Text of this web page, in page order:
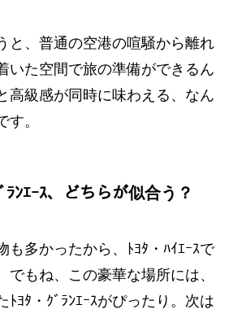
と、普通の空港の喧騒から離れ
いた空間で旅の準備ができるん
高級感が同時に味わえる、なん
す。
ﾗﾝｴｰｽ、どちらが似合う？
も多かったから、ﾄﾖﾀ・ﾊｲｴｰｽで
でもね、この豪華な場所には、
ﾄﾖﾀ・ｸﾞﾗﾝｴｰｽがぴったり。次は